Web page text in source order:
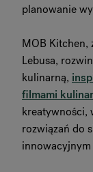
planowanie
MOB Kitchen,
Lebusa,
kulinarną,
filmami
kreatywności,
rozwiązań do